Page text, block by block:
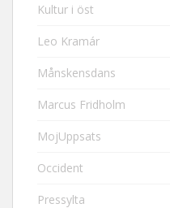
Kultur i öst
Leo Kramár
Månskensdans
Marcus Fridholm
MojUppsats
Occident
Pressylta